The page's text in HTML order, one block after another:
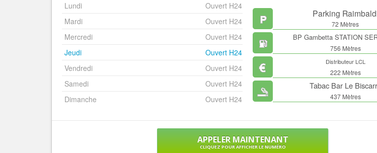
Lundi
Ouvert H24
Mardi
Ouvert H24
Mercredi
Ouvert H24
Jeudi
Ouvert H24
Vendredi
Ouvert H24
Samedi
Ouvert H24
Dimanche
Ouvert H24
Parking
72 Mètres
BP Gambetta STATION
756 Mètres
Distributeur LCL
222 Mètres
Tabac Bar Le
437 Mètres
APPELER MAINTENANT
CLIQUEZ POUR AFFICHER LE NUMÉRO